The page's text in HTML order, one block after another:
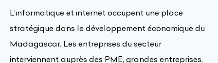
L’informatique et internet occupent une place
stratégique dans le développement économique du
Madagascar. Les entreprises du secteur
interviennent auprès des PME, grandes entreprises,